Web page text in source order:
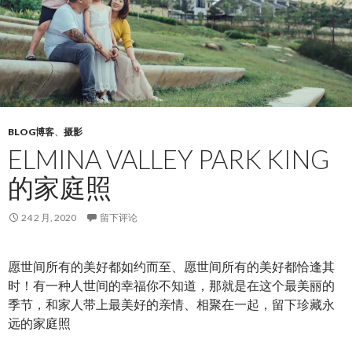
BLOG博客、 摄影
ELMINA VALLEY PARK KING
的家庭照
24 2 月, 2020 留下评论
愿世间所有的美好都如约而至、愿世间所有的美好都恰逢其
时！有一种人世间的幸福你不知道，那就是在这个最美丽的
季节，和家人带上最美好的亲情、相聚在一起，留下珍藏永
远的家庭照